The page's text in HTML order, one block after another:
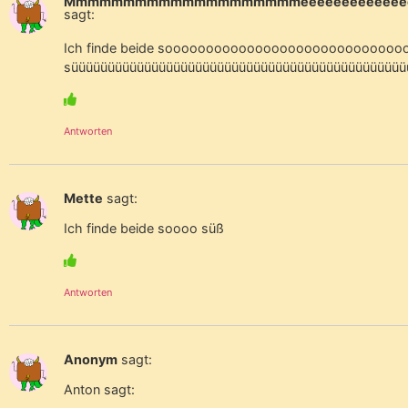
sagt:
Ich finde beide
Antworten
Mette sagt:
Ich finde beide soooo süß
Antworten
Anonym sagt:
Anton sagt: